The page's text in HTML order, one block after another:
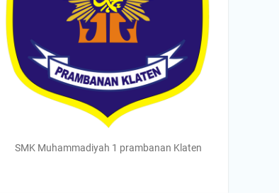
SMK Muhammadiyah 1 prambanan Klaten